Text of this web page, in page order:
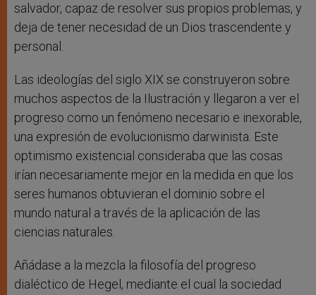
salvador, capaz de resolver sus propios problemas, y
deja de tener necesidad de un Dios trascendente y
personal.
Las ideologías del siglo XIX se construyeron sobre
muchos aspectos de la Ilustración y llegaron a ver el
progreso como un fenómeno necesario e inexorable,
una expresión de evolucionismo darwinista. Este
optimismo existencial consideraba que las cosas
irían necesariamente mejor en la medida en que los
seres humanos obtuvieran el dominio sobre el
mundo natural a través de la aplicación de las
ciencias naturales.
Añádase a la mezcla la filosofía del progreso
dialéctico de Hegel, mediante el cual la sociedad